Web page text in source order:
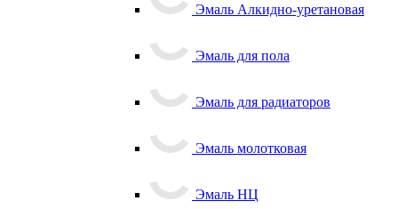
Эмаль Алкидно-уретановая
Эмаль для пола
Эмаль для радиаторов
Эмаль молотковая
Эмаль НЦ